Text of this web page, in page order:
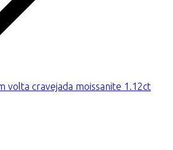
volta cravejada moissanite 1.12ct